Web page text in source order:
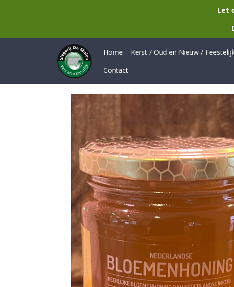
Let
Home Kerst / Oud en Nieuw /
Contact